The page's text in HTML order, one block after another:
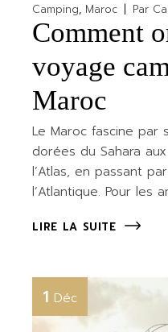
Camping Maroc Par
Comment
voyage
Maroc
Le Maroc fascine par
dorées du Sahara
l’Atlas, en passant
l’Atlantique. Pour les
LIRE LA SUITE
1 Déc